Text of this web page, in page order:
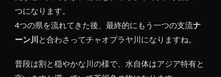
つになります。
4つの県を流れてきた後、最終的にもう一つの支流ナ
ーン川 と合わさってチャオプラヤ川になりますね。
普段は割と穏やかな川の様で、水自体はアジア特有と